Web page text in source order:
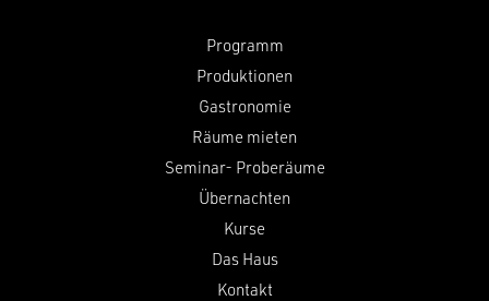
Programm
Produktionen
Gastronomie
Räume mieten
Seminar- Proberäume
Übernachten
Kurse
Das Haus
Kontakt